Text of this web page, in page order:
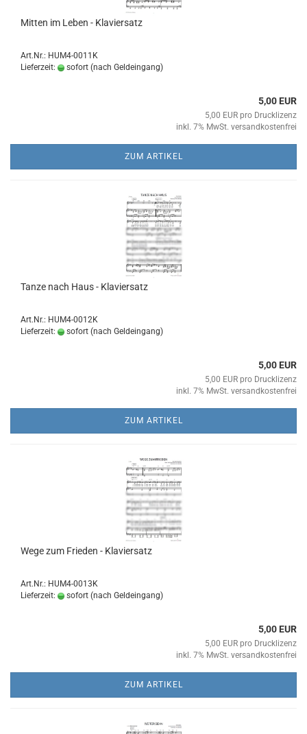
Mit­ten im Leben - Kla­vier­satz
Art.Nr.: HUM4-0011K
Lieferzeit:
sofort (nach Geldeingang)
5,00 EUR
5,00 EUR pro Drucklizenz
inkl. 7% MwSt. versandkostenfrei
ZUM ARTIKEL
Tanze nach Haus - Kla­vier­satz
Art.Nr.: HUM4-0012K
Lieferzeit:
sofort (nach Geldeingang)
5,00 EUR
5,00 EUR pro Drucklizenz
inkl. 7% MwSt. versandkostenfrei
ZUM ARTIKEL
Wege zum Frie­den - Kla­vier­satz
Art.Nr.: HUM4-0013K
Lieferzeit:
sofort (nach Geldeingang)
5,00 EUR
5,00 EUR pro Drucklizenz
inkl. 7% MwSt. versandkostenfrei
ZUM ARTIKEL